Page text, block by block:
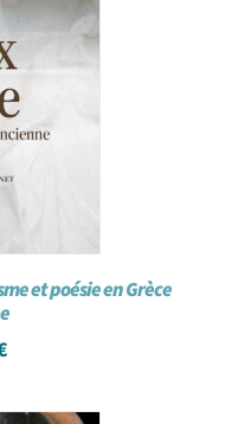
et poésie en Grèce